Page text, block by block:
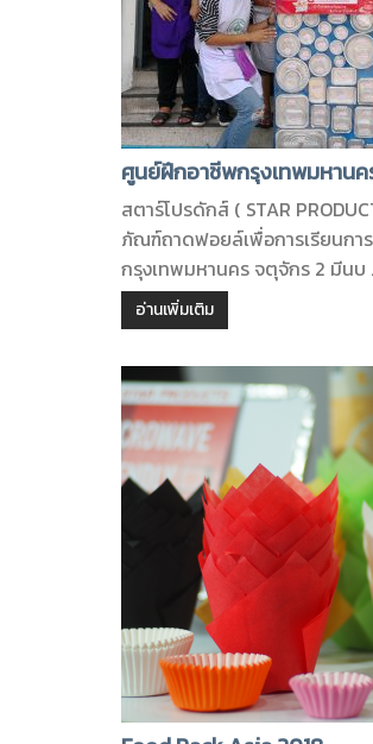
ศูนย์ฝึกอาชีพกรุงเทพมหาน
สตาร์โปรดักส์ ( STAR
ภัณฑ์ถาดฟอยล์เพื่อการเรียนก
กรุงเทพมหานคร จตุจักร 2 มีนบ
อ่านเพิ่มเติม